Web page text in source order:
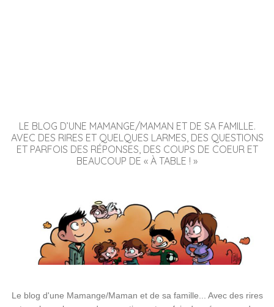
LE BLOG D’UNE MAMANGE/MAMAN ET DE SA FAMILLE.
AVEC DES RIRES ET QUELQUES LARMES, DES QUESTIONS
ET PARFOIS DES RÉPONSES, DES COUPS DE COEUR ET
BEAUCOUP DE « À TABLE ! »
Le blog d'une Mamange/Maman et de sa famille... Avec des rires